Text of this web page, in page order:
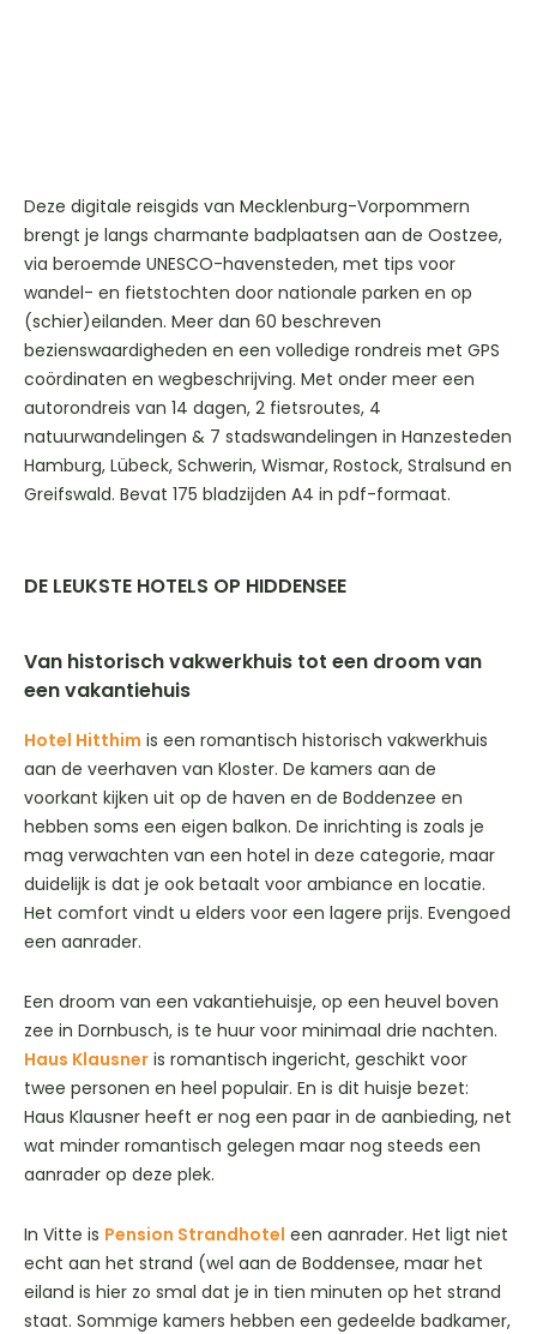
Deze digitale reisgids van Mecklenburg-Vorpommern
brengt je langs charmante badplaatsen aan de Oostzee,
via beroemde UNESCO-havensteden, met tips voor
wandel- en fietstochten door nationale parken en op
(schier)eilanden. Meer dan 60 beschreven
bezienswaardigheden en een volledige rondreis met GPS
coördinaten en wegbeschrijving. Met onder meer een
autorondreis van 14 dagen, 2 fietsroutes, 4
natuurwandelingen & 7 stadswandelingen in Hanzesteden
Hamburg, Lübeck, Schwerin, Wismar, Rostock, Stralsund en
Greifswald. Bevat 175 bladzijden A4 in pdf-formaat.
DE LEUKSTE HOTELS OP HIDDENSEE
Van historisch vakwerkhuis tot een droom van
een vakantiehuis
Hotel Hitthim is een romantisch historisch vakwerkhuis
aan de veerhaven van Kloster. De kamers aan de
voorkant kijken uit op de haven en de Boddenzee en
hebben soms een eigen balkon. De inrichting is zoals je
mag verwachten van een hotel in deze categorie, maar
duidelijk is dat je ook betaalt voor ambiance en locatie.
Het comfort vindt u elders voor een lagere prijs. Evengoed
een aanrader.
Een droom van een vakantiehuisje, op een heuvel boven
zee in Dornbusch, is te huur voor minimaal drie nachten.
Haus Klausner is romantisch ingericht, geschikt voor
twee personen en heel populair. En is dit huisje bezet:
Haus Klausner heeft er nog een paar in de aanbieding, net
wat minder romantisch gelegen maar nog steeds een
aanrader op deze plek.
In Vitte is Pension Strandhotel een aanrader. Het ligt niet
echt aan het strand (wel aan de Boddensee, maar het
eiland is hier zo smal dat je in tien minuten op het strand
staat. Sommige kamers hebben een gedeelde badkamer,